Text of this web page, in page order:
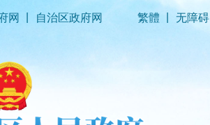
网 自治区政府网 繁體 无障碍
政务服务 政民互动